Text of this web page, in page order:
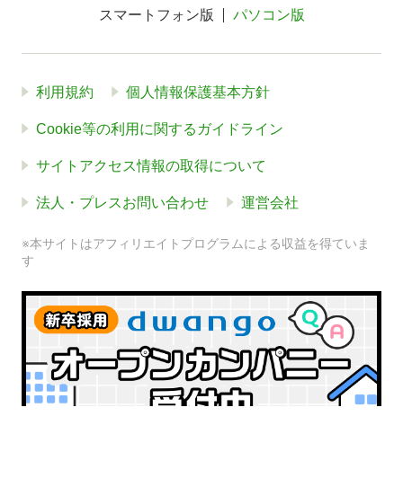
スマートフォン版 パソコン版
利用規約 個人情報保護基本方針
Cookie等の利用に関するガイドライン
サイトアクセス情報の取得について
法人・プレスお問い合わせ 運営会社
※本サイトはアフィリエイトプログラムによる収益を得ていま
す